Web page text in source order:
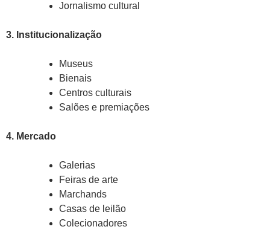
Jornalismo cultural
3. Institucionalização
Museus
Bienais
Centros culturais
Salões e premiações
4. Mercado
Galerias
Feiras de arte
Marchands
Casas de leilão
Colecionadores